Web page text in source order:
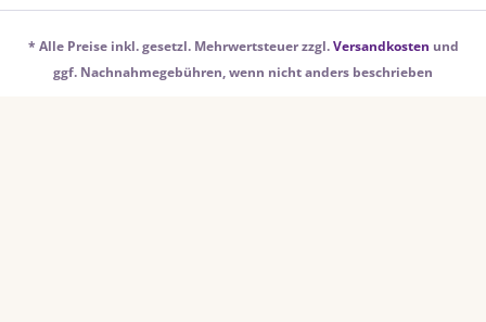
* Alle Preise inkl. gesetzl. Mehrwertsteuer zzgl.Versandkosten und
ggf. Nachnahmegebühren, wenn nicht anders beschrieben